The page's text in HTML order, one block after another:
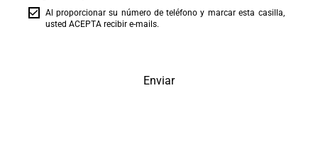
Al proporcionar su número de teléfono y marcar esta casilla,
usted ACEPTA recibir e-mails.
Enviar